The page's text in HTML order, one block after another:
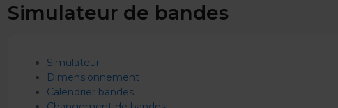
Simulateur de bandes
Simulateur
Dimensionnement
Calendrier bandes